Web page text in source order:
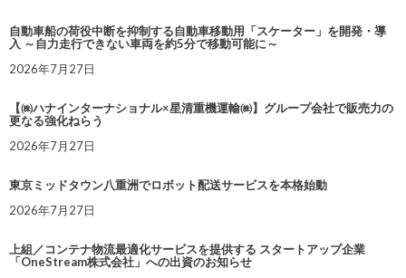
自動車船の荷役中断を抑制する自動車移動用「スケーター」を開発・導
入 ～自力走行できない車両を約5分で移動可能に～
2026年7月27日
【㈱ハナインターナショナル×星清重機運輸㈱】グループ会社で販売力の
更なる強化ねらう
2026年7月27日
東京ミッドタウン八重洲でロボット配送サービスを本格始動
2026年7月27日
上組／コンテナ物流最適化サービスを提供する スタートアップ企業
「OneStream株式会社」への出資のお知らせ